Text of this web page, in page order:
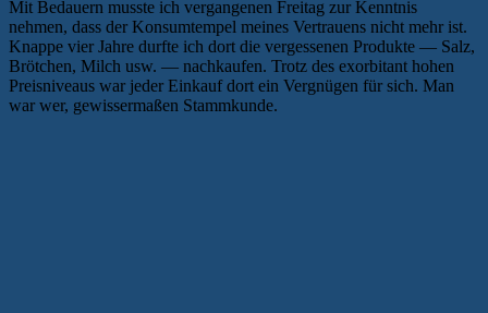
Mit Bedauern musste ich vergangenen Freitag zur Kenntnis
nehmen, dass der Konsumtempel meines Vertrauens nicht mehr ist.
Knappe vier Jahre durfte ich dort die vergessenen Produkte — Salz,
Brötchen, Milch usw. — nachkaufen. Trotz des exorbitant hohen
Preisniveaus war jeder Einkauf dort ein Vergnügen für sich. Man
war wer, gewissermaßen Stammkunde.